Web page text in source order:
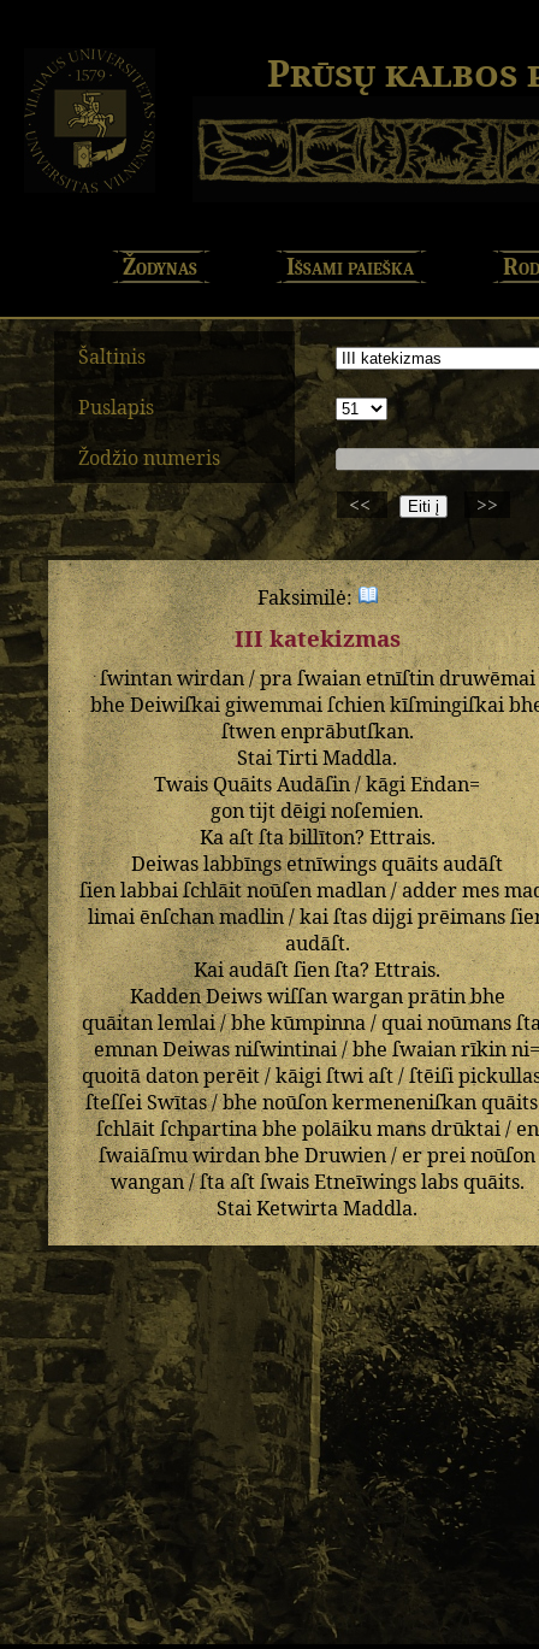
Prūsų kalbos
Žodynas Išsami paieška
Šaltinis
Puslapis
Žodžio numeris
<<
>>
Faksimilė:
III katekizmas
ſwintanwirdan/praſwaianetnīſtindruwēmai
bheDeiwiſkai giwemmai ſchien kīſmingiſkai
ſtwenenprābutſkan.
StaiTirtiMaddla.
TwaisQuāitsAudāſin/kāgiEndan=
gontijt dēigi noſemien.
Kaaſtſtabillīton?Ettrais.
Deiwas labbīngsetnīwingsquāitsaudāſt
ſienlabbaiſchlāitnoūſenmadlan/addermes
limaiēnſchanmadlin/kai ſtasdijgiprēimans
audāſt.
Kaiaudāſtſienſta?Ettrais.
KaddenDeiwswiſſanwarganprātinbhe
quāitanlemlai/bhekūmpinna/quainoūmans
emnanDeiwasniſwintinai/bhe ſwaian rīkin
quoitādatonperēit/kāigi ſtwiaſt/ſtēiſi
ſteſſeiSwītas/bhenoūſonkermeneniſkanquāits
ſchlāitſchpartinabhepolāikumansdrūktai/en
ſwaiāſmuwirdan bheDruwien/erprei noūſon
wangan/ſtaaſtſwaisEtneīwingslabs quāits.
StaiKetwirta Maddla.